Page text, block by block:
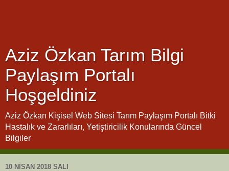
Aziz Özkan Tarım Bilgi
Paylaşım Portalı
Hoşgeldiniz
Aziz Özkan Kişisel Web Sitesi Tarım Paylaşım Portalı Bitki
Hastalık ve Zararlıları, Yetiştiricilik Konularında Güncel
Bilgiler
10 NISAN 2018 SALI